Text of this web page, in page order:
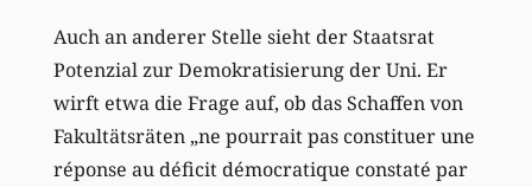
Auch an anderer Stelle sieht der Staatsrat
Potenzial zur Demokratisierung der Uni. Er
wirft etwa die Frage auf, ob das Schaffen von
Fakultätsräten „ne pourrait pas constituer une
réponse au déficit démocratique constaté par